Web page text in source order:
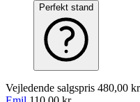
Perfekt stand
Vejledende salgspris 480,00